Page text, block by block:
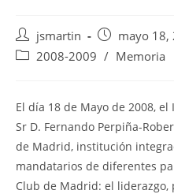
Autor
de
jsmartin
Publicación
de
mayo 18,
Categoría
entrada:
2008-2009 / Memoria
El día 18 de Mayo de 2008,
Sr D. Fernando Perpiña-
de Madrid, institución
mandatarios de diferentes
Club de Madrid: el